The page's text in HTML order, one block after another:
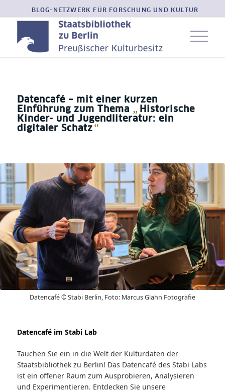
BLOG-NETZWERK FÜR FORSCHUNG UND KULTUR
Datencafé – mit einer kurzen
Einführung zum Thema „ Historische
Kinder- und Jugendliteratur: ein
digitaler Schatz“
Datencafé © Stabi Berlin, Foto: Marcus Glahn Fotografie
Datencafé im Stabi Lab
Tauchen Sie ein in die Welt der Kulturdaten der
Staatsbibliothek zu Berlin! Das Datencafé des Stabi Labs
ist ein offener Raum zum Ausprobieren, Analysieren
und Experimentieren. Entdecken Sie unsere